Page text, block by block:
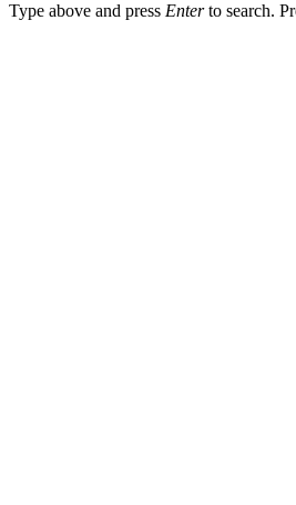
Type above and press Enterto search.